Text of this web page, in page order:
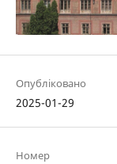
Опубліковано
2025-01-29
Номер